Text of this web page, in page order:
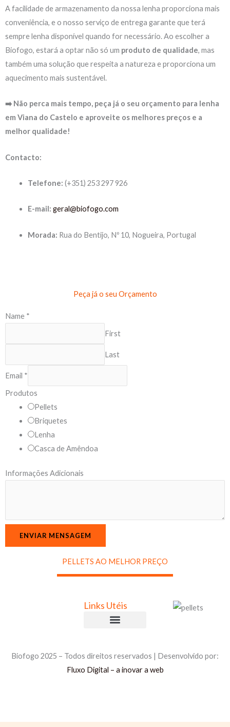
A facilidade de armazenamento da nossa lenha proporciona mais
conveniência, e o nosso serviço de entrega garante que terá
sempre lenha disponível quando for necessário. Ao escolher a
Biofogo, estará a optar não só um produto de qualidade, mas
também uma solução que respeita a natureza e proporciona um
aquecimento mais sustentável.
➡️ Não perca mais tempo, peça já o seu orçamento para lenha
em Viana do Castelo e aproveite os melhores preços e a
melhor qualidade!
Contacto:
Telefone: (+351) 253 297 926
E-mail: geral@biofogo.com
Morada: Rua do Bentijo, Nº 10, Nogueira, Portugal
Peça já o seu Orçamento
Name *
First
Last
Email *
Produtos
Pellets
Briquetes
Lenha
Casca de Amêndoa
P
Informações Adicionais
ENVIAR MENSAGEM
PELLETS AO MELHOR PREÇO
Links Utéis
Biofogo 2025 – Todos direitos reservados | Desenvolvido por:
Fluxo Digital – a inovar a web